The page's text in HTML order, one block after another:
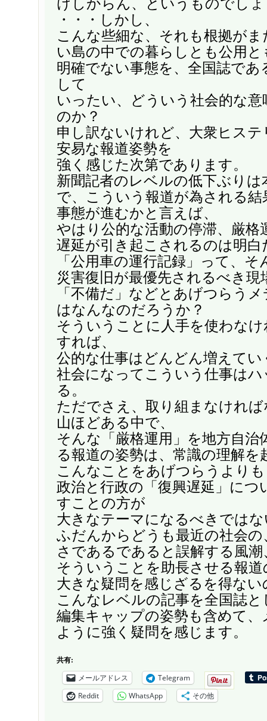
けしからん、というものでし
・・・しかし、
こんな些細な、それも根拠が
い島の中での暮らしとも公用と
明確でない事態を、全国誌であ
して
いったい、どういう社会的な
のか？
申し訳ないけれど、大衆ヒス
安易な報道姿勢を
強く感じた次第であります。
新聞記者のレベルの低下ぶりは
で、こういう報道が為される
事態が進むかと言えば、
やはり公的な活動の停滞、厳格
遅延が引き起こされるのは明白
「公用車の運行記録」って、
災害復旧が最優先されるべき現
「不備だ」などとあげつらう
はなんなのだろうか？
そういうことに人手を使わな
すれば、
公的な仕事はどんどん増えてい
社会になってこういう仕事は
る。
ただでさえ、取り組まなけれ
山ほどある中で、
そんな「厳格運用」を地方自治
る報道の姿勢は、常識の理解を
こんなことをあげつらうよりも
政治と行政の「復興遅延」につ
すことの方が
大きなテーマになるべきでは
ふだんからどうも最近の社会
さであるであると誤解する風潮
そういうことを助長させる報
大きな疑問を感じざるを得ない
こんなレベルの記事を全国誌
編集キャップの姿勢も含めて
ように強く疑問を感じます。
共有:
メールアドレス
Telegram
Reddit
WhatsApp その他